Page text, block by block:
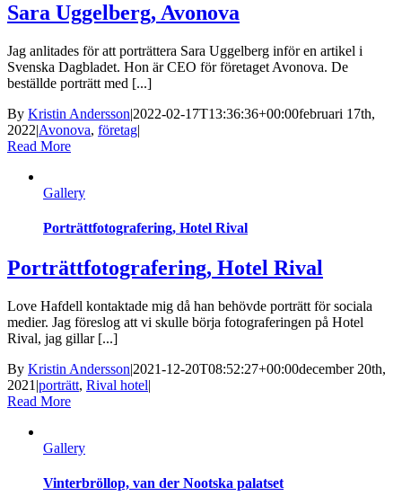
Sara Uggelberg, Avonova
Jag anlitades för att porträttera Sara Uggelberg inför en artikel i
Svenska Dagbladet. Hon är CEO för företaget Avonova. De
beställde porträtt med [...]
By Kristin Andersson|2022-02-17T13:36:36+00:00februari 17th,
2022|Avonova, företag|
Read More
Gallery
Porträttfotografering, Hotel Rival
Porträttfotografering, Hotel Rival
Love Hafdell kontaktade mig då han behövde porträtt för sociala
medier. Jag föreslog att vi skulle börja fotograferingen på Hotel
Rival, jag gillar [...]
By Kristin Andersson|2021-12-20T08:52:27+00:00december 20th,
2021 |porträtt, Rival hotel|
Read More
Gallery
Vinterbröllop, van der Nootska palatset